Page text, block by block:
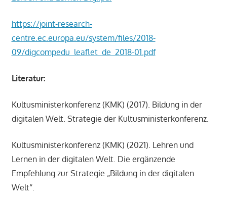
https://joint-research-
centre.ec.europa.eu/system/files/2018-
09/digcompedu_leaflet_de_2018-01.pdf
Literatur:
Kultusministerkonferenz (KMK) (2017). Bildung in der
digitalen Welt. Strategie der Kultusministerkonferenz.
Kultusministerkonferenz (KMK) (2021). Lehren und
Lernen in der digitalen Welt. Die ergänzende
Empfehlung zur Strategie „Bildung in der digitalen
Welt“.